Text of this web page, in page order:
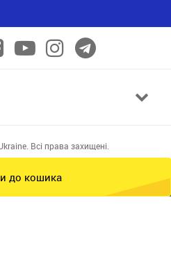
до кошика
Всі права захищені.
ВІД НОВАЧКА ДО